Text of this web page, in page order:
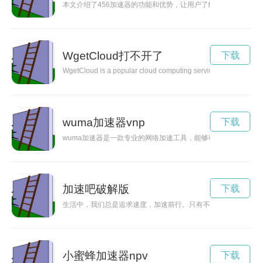
本文介绍了456加速器的功能和优势，让用户了解如何通过使用
WgetCloud打不开了
WgetCloud is a popular cloud computing service that offers
下载
wuma加速器vnp
wuma加速器是一款专业的网络加速工具，能够帮助用户提升
下载
加速吧破解版
生活中，我们总是追求速度，加速前行。只有不断奋勇向前，
下载
小蜜蜂加速器npv 下载